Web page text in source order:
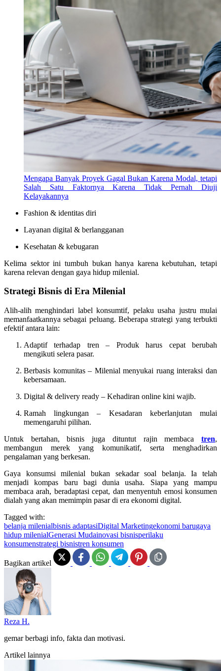
Mengapa Banyak Proyek Gagal Bukan Karena Modal, tetapi
Salah Satu Faktornya Karena Tidak Pernah Diuji
Kelayakannya
Fashion & identitas diri
Layanan digital & berlangganan
Kesehatan & kebugaran
Kelima sektor ini tumbuh bukan hanya karena kebutuhan, tetapi
karena relevan dengan gaya hidup milenial.
Strategi Bisnis di Era Milenial
Alih-alih menghindari label konsumtif, pelaku usaha justru mulai
memanfaatkannya sebagai peluang. Beberapa strategi yang terbukti
efektif antara lain:
Adaptif terhadap tren – Produk harus cepat berubah
mengikuti selera pasar.
Berbasis komunitas – Milenial menyukai ruang interaksi dan
kebersamaan.
Digital & delivery ready – Kehadiran online kini wajib.
Ramah lingkungan – Kesadaran keberlanjutan mulai
memengaruhi pilihan.
Untuk bertahan, bisnis juga dituntut rajin membaca tren,
membangun merek yang komunikatif, serta menghadirkan
pengalaman yang berkesan.
Gaya konsumsi milenial bukan sekadar soal belanja. Ia telah
menjadi kompas baru bagi dunia usaha. Siapa yang mampu
membaca arah, beradaptasi cepat, dan menyentuh emosi konsumen
dialah yang akan memimpin pasar di era ekonomi digital.
Tagged with:
belanja milenialbisnis adaptasiDigital Marketingekonomi barugaya
hidup milenialGenerasi Mudainovasi bisnisperilaku
konsumenstrategi bisnistren konsumen
Bagikan artikel
Reza H.
gemar berbagi info, fakta dan motivasi.
Artikel lainnya